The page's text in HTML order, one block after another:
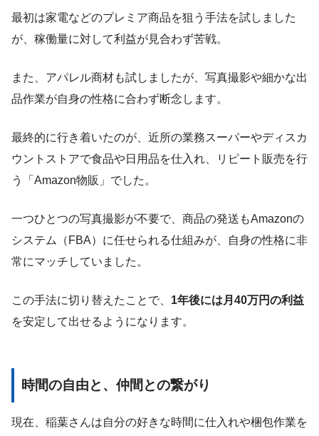
最初は家電などのプレミア商品を狙う手法を試しました
が、稼働量に対して利益が見合わず苦戦。
また、アパレル商材も試しましたが、写真撮影や細かな出
品作業が自身の性格に合わず断念します。
最終的に行き着いたのが、近所の業務スーパーやディスカ
ウントストアで食品や日用品を仕入れ、リピート販売を行
う「Amazon物販」でした。
一つひとつの写真撮影が不要で、商品の発送もAmazonの
システム（FBA）に任せられる仕組みが、自身の性格に非
常にマッチしていました。
この手法に切り替えたことで、 1年後には月40万円の利益
を安定して出せるようになります。
時間の自由と、仲間との繋がり
現在、稲葉さんは自分の好きな時間に仕入れや梱包作業を